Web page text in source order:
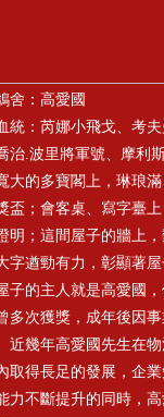
舍：高愛國
統：芮娜小飛戈、考
治.波里將軍號、摩利
大的多寶閣上，琳琅
盃；會客桌、寫字臺
明；這間屋子的牆上
字遒勁有力，彰顯著屋
子的主人就是高愛國
多次獲獎，成年後因
近幾年高愛國先生在
取得長足的發展，企
力不斷提升的同時，